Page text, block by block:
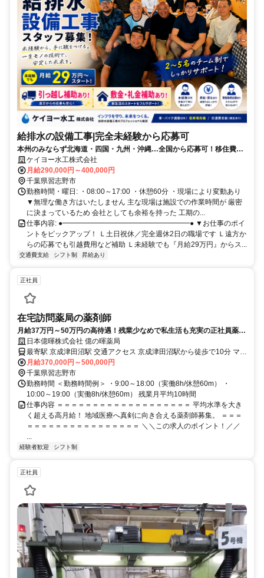
給排水の設備工事|完全未経験から応募可
本州のみならず北海道・四国・九州・沖縄…全国から応募可！移住費用
サポートあり／完全週休二日の土日祝休
ケイヨー水工株式会社
月給290,000円～400,000円
千葉県習志野市
勤務時間・曜日: ・08:00～17:00 ・休憩60分 ・現場により変動あり
▼無理な働き方はいたしません 主な現場は施設での作業時間が 厳密
に決まっているため 会社としても余裕を持った 工期の...
仕事内容: ●━━━━━━━━━━━━━━━━━━● ▼お仕事のポイ
ントをピックアップ！ Ｌ土日祝休／完全週休2日の職場です Ｌ遠方か
らの応募でも引越費用など補助 Ｌ未経験でも『月給29万円』からス...
交通費支給 シフト制 昇給あり
正社員
在宅訪問薬局の薬剤師
月給37万円～50万円の高待遇！残業少なめで私生活も充実の正社員薬剤
師 日本億暉株式会社 億の暉薬局
最寄駅 京成津田沼駅 交通アクセス 京成津田沼駅から徒歩で10分 マイ
カー通勤可
月給370,000円～500,000円
千葉県習志野市
勤務時間 ＜勤務時間例＞ ・9:00～18:00（実働8h/休憩60m） ・
10:00～19:00（実働8h/休憩60m） 残業月平均10時間
仕事内容 ＝＝＝＝＝＝＝＝＝＝＝＝＝＝＝＝＝＝＝ 平均水準を大き
く超える高月給！ 地域医療へ真剣に向き合える薬剤師募集。 ＝＝＝
＝＝＝＝＝＝＝＝＝＝＝＝＝＝＝＝ ＼＼この求人のポイント！／／
...
経験者歓迎 シフト制
正社員